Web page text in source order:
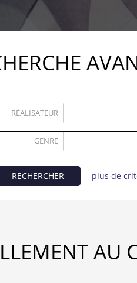
RÉALISATEUR
GENRE
RECHERCHER plus de
AU